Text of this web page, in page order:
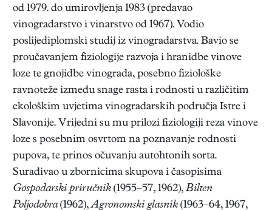
od 1979. do umirovljenja 1983 (predavao
vinogradarstvo i vinarstvo od 1967). Vodio
poslijediplomski studij iz vinogradarstva. Bavio se
proučavanjem fiziologije razvoja i hranidbe vinove
loze te gnojidbe vinograda, posebno fiziološke
ravnoteže između snage rasta i rodnosti u različitim
ekološkim uvjetima vinogradarskih područja Istre i
Slavonije. Vrijedni su mu prilozi fiziologiji reza vinove
loze s posebnim osvrtom na poznavanje rodnosti
pupova, te prinos očuvanju autohtonih sorta.
Surađivao u zbornicima skupova i časopisima
Gospodarski priručnik (1955–57, 1962), Bilten
Poljodobra(1962),Agronomski glasnik (1963–64, 1967,